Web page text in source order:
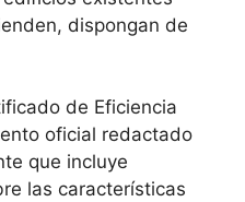
dispongan de
de Eficiencia
oficial redactado
que incluye
las características